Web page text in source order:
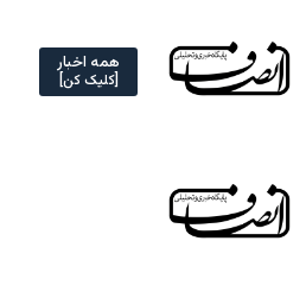
content
همه اخبار
[کلیک کن]